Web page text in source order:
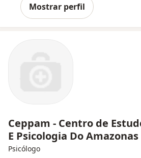
Mostrar perfil
Ceppam - Centro de
E Psicologia Do Amazonas
Psicólogo